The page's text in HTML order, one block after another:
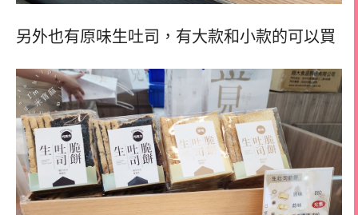
另外也有原味生吐司， 有大款和小款的可以買